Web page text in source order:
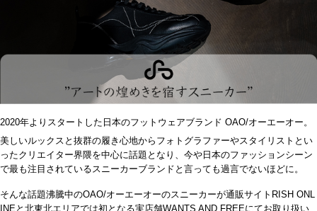
2020年よりスタートした日本のフットウェアブランド OAO/オーエーオー。
美しいルックスと抜群の履き心地からフォトグラファーやスタイリストとい
ったクリエイター界隈を中心に話題となり、今や日本のファッションシーン
で最も注目されているスニーカーブランドと言っても過言でないほどに。
そんな話題沸騰中のOAO/オーエーオーのスニーカーが通販サイト RISH ONL
INEと北東北エリアでは初となる実店舗WANTS AND FREEにてお取り扱い